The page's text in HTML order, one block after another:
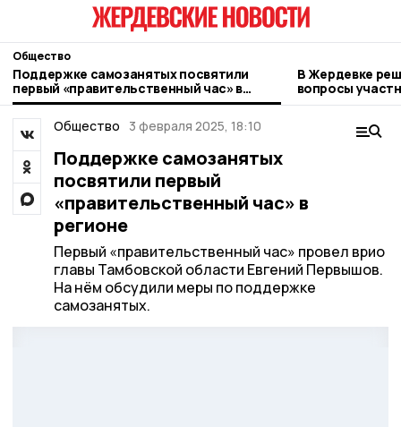
Общество
Поддержке самозанятых посвятили
первый «правительственный час» в
регионе
В Жердевке
вопросы
Общество 3 февраля 2025, 18:10
Поддержке самозанятых
посвятили первый
«правительственный час» в
регионе
Первый «правительственный час» провел врио
главы Тамбовской области Евгений Первышов.
На нём обсудили меры по поддержке
самозанятых.